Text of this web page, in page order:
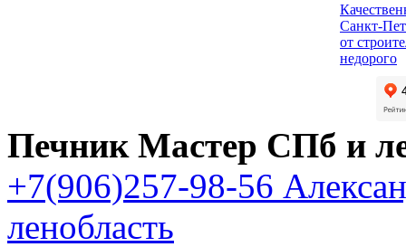
Санкт-
от
недорого
Печник Мастер СПб и
+7(906)257-98-56
ленобласть